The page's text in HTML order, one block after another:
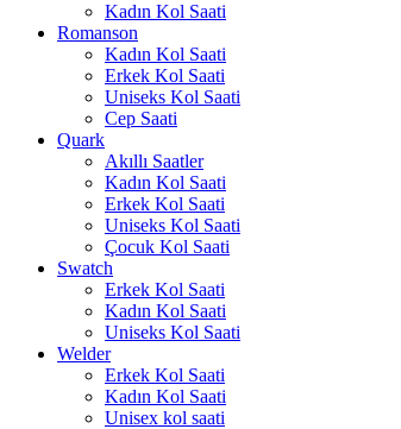
Kadın Kol Saati
Romanson
Kadın Kol Saati
Erkek Kol Saati
Uniseks Kol Saati
Cep Saati
Quark
Akıllı Saatler
Kadın Kol Saati
Erkek Kol Saati
Uniseks Kol Saati
Çocuk Kol Saati
Swatch
Erkek Kol Saati
Kadın Kol Saati
Uniseks Kol Saati
Welder
Erkek Kol Saati
Kadın Kol Saati
Unisex kol saati